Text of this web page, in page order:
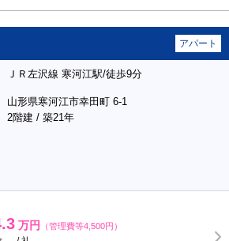
アパート
ＪＲ左沢線 寒河江駅/徒歩9分
山形県寒河江市幸田町 6-1
2階建 / 築21年
万円 （管理費等4,500円）